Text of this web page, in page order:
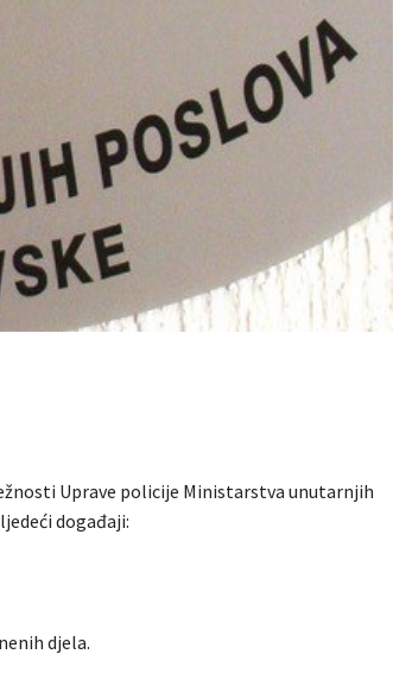
Uprave policije Ministarstva unutarnjih
događaji:
djela.